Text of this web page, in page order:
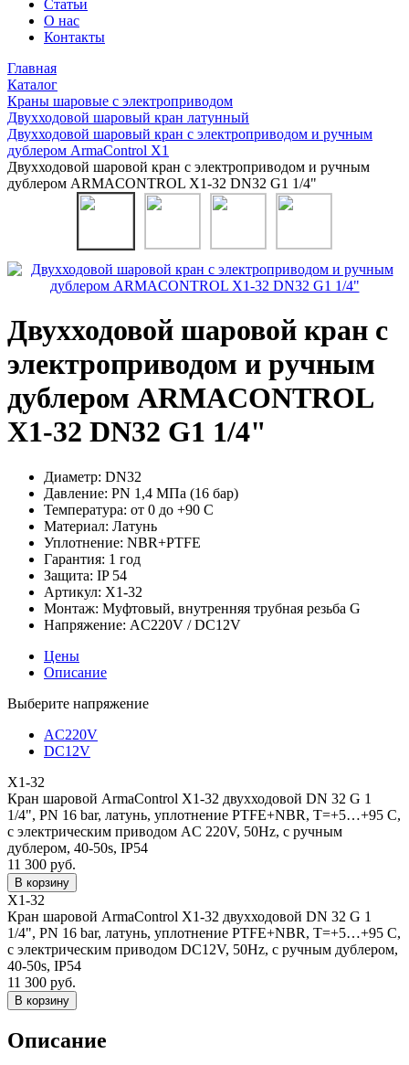
Статьи
О нас
Контакты
Главная
Каталог
Краны шаровые с электроприводом
Двухходовой шаровый кран латунный
Двухходовой шаровый кран с электроприводом и ручным
дублером ArmaControl X1
Двухходовой шаровой кран с электроприводом и ручным
дублером ARMACONTROL X1-32 DN32 G1 1/4"
Двухходовой шаровой кран с
электроприводом и ручным
дублером ARMACONTROL
X1-32 DN32 G1 1/4"
Диаметр: DN32
Давление: PN 1,4 МПа (16 бар)
Температура: от 0 до +90 С
Материал: Латунь
Уплотнение: NBR+PTFE
Гарантия: 1 год
Защита: IP 54
Артикул: X1-32
Монтаж: Муфтовый, внутренняя трубная резьба G
Напряжение: AC220V / DC12V
Цены
Описание
Выберите напряжение
AC220V
DC12V
X1-32
Кран шаровой ArmaControl X1-32 двухходовой DN 32 G 1
1/4", PN 16 bar, латунь, уплотнение PTFE+NBR, T=+5…+95 C,
с электрическим приводом AC 220V, 50Hz, с ручным
дублером, 40-50s, IP54
11 300 руб.
X1-32
Кран шаровой ArmaControl X1-32 двухходовой DN 32 G 1
1/4", PN 16 bar, латунь, уплотнение PTFE+NBR, T=+5…+95 C,
с электрическим приводом DC12V, 50Hz, с ручным дублером,
40-50s, IP54
11 300 руб.
Описание